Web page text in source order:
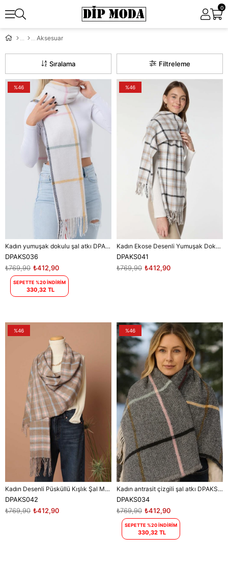
0
Aksesuar
Filtreleme
Sıralama
Kadın yumuşak dokulu şal atkı DPAKS036
DPAKS036
₺412,90
₺769,90
SEPETTE %20 İNDİRİM
330,32 TL
%46
Kadın Ekose Desenli Yumuşak Dokulu Püsküllü Şal - Gri/Ekru
DPAKS041
₺412,90
₺769,90
%46
Kadın Desenli Püsküllü Kışlık Şal Mavi Pembe DPAKS042
DPAKS042
₺412,90
₺769,90
%46
Kadın antrasit çizgili şal atkı DPAKS034
DPAKS034
₺412,90
₺769,90
SEPETTE %20 İNDİRİM
330,32 TL
%46